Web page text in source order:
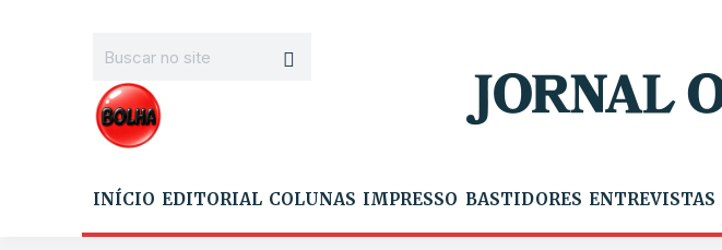
INÍCIO EDITORIAL COLUNAS IMPRESSO BASTIDORES ENTREVISTAS